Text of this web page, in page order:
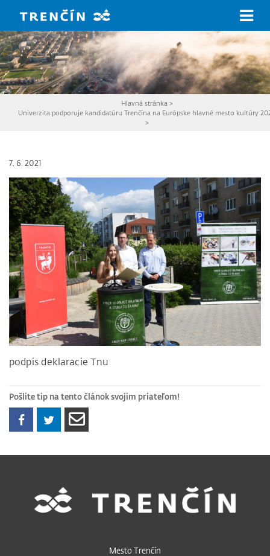
Hlavná stránka >
Univerzita podporuje kandidatúru Trenčína na Európske hlavné mesto kultúry
>
7. 6. 2021
podpis deklaracie Tnu
Pošlite tip na tento článok svojim priateľom!
Mesto Trenčín